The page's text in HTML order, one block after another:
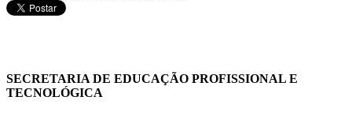
SECRETARIA DE EDUCAÇÃO PROFISSIONAL E
TECNOLÓGICA